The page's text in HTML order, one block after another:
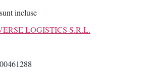
incluse
LOGISTICS S.R.L.